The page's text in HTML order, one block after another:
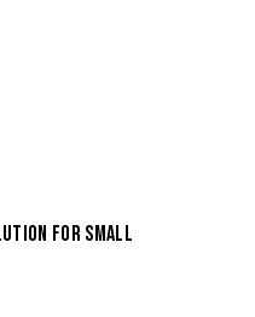
FOR SMALL